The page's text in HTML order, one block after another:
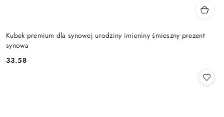
Kubek premium dla synowej urodziny imieniny śmieszny prezent
synowa
Cena:
33.58